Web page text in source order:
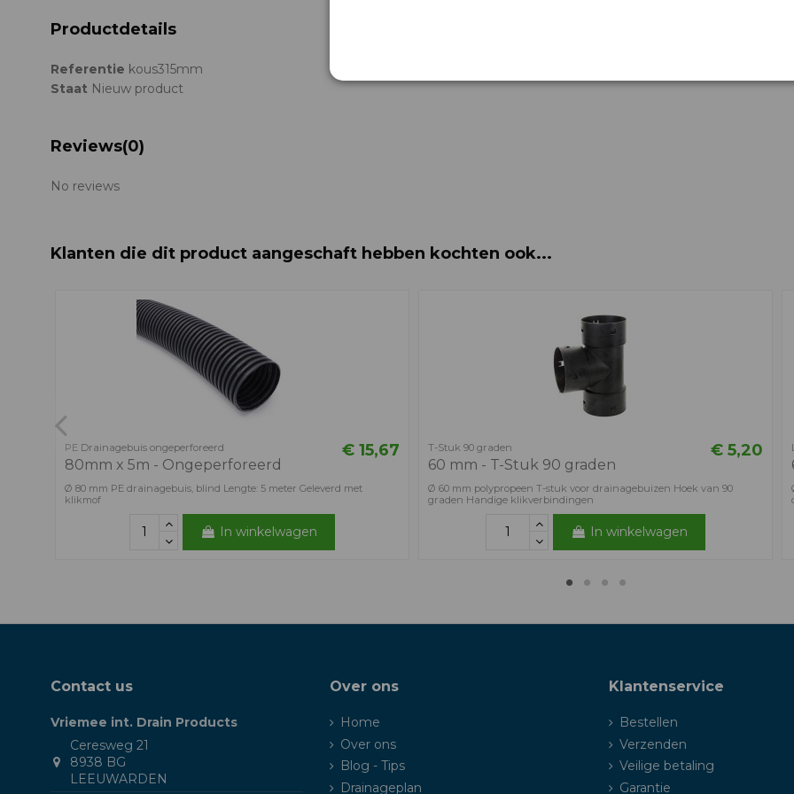
Productdetails
Referentie kous315mm
Staat Nieuw product
Reviews(0)
No reviews
Klanten die dit product aangeschaft hebben kochten ook...
PE Drainagebuis ongeperforeerd
80mm x 5m - Ongeperforeerd
€ 15,67
Ø 80 mm PE drainagebuis, blind Lengte: 5 meter Geleverd met
klikmof
In winkelwagen
T-Stuk 90 graden
60 mm - T-Stuk 90 graden
€ 5,20
Ø 60 mm polypropeen T-stuk voor drainagebuizen Hoek van 90
graden Handige klikverbindingen
In winkelwagen
Contact us
Vriemee int. Drain Products
Ceresweg 21
8938 BG
LEEUWARDEN
Over ons
Home
Over ons
Blog - Tips
Drainageplan
Klantenservice
Bestellen
Verzenden
Veilige betaling
Garantie